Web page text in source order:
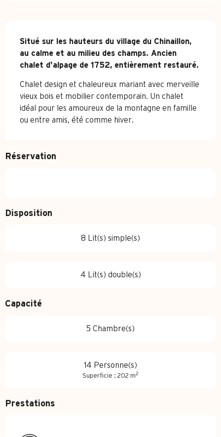
Description
Situé sur les hauteurs du village du Chinaillon,
au calme et au milieu des champs. Ancien
chalet d'alpage de 1752, entièrement restauré.
Chalet design et chaleureux mariant avec merveille
vieux bois et mobilier contemporain. Un chalet
idéal pour les amoureux de la montagne en famille
ou entre amis, été comme hiver.
Réservation
Disposition
8 Lit(s) simple(s)
4 Lit(s) double(s)
Capacité
5 Chambre(s)
14 Personne(s)
Superficie : 202 m2
Prestations